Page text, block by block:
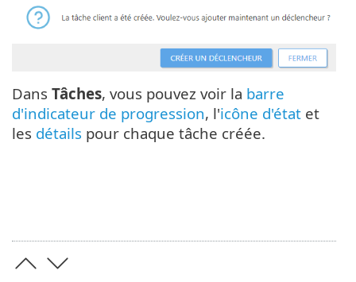
Dans Tâches, vous pouvez voir la barre
d'indicateur de progression, l'icône d'état et
les détails pour chaque tâche créée.